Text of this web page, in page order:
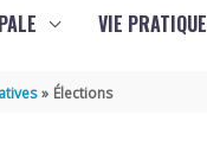
VIE PRATIQUE
Élections